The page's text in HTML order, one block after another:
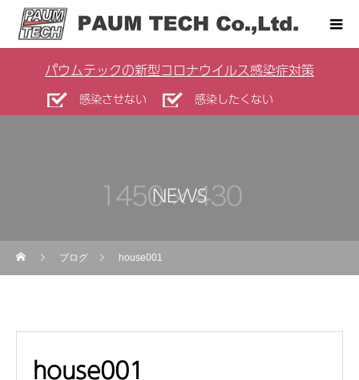
パウムテックの新型コロナウイルス感染症対策
感染させない 感染したくない
NEWS
ブログ house001
house001